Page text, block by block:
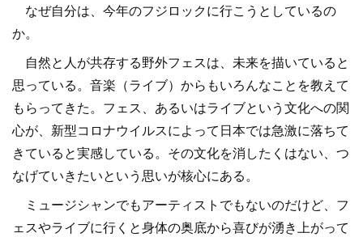
なぜ自分は、今年のフジロックに行こうとしているの
か。
自然と人が共存する野外フェスは、未来を描いていると
思っている。音楽（ライブ）からもいろんなことを教えて
もらってきた。フェス、あるいはライブという文化への関
心が、新型コロナウイルスによって日本では急激に落ちて
きていると実感している。その文化を消したくはない、つ
なげていきたいという思いが核心にある。
ミュージシャンでもアーティストでもないのだけど、フ
ェスやライブに行くと身体の奥底から喜びが湧き上がって